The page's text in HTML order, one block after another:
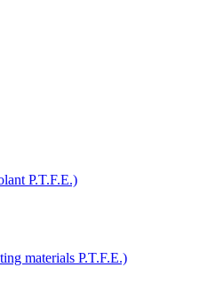
P.T.F.E.)
materials P.T.F.E.)